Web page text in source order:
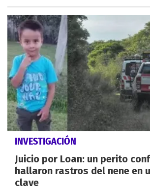
INVESTIGACIÓN
Juicio por Loan: un perito
hallaron rastros del nene en
clave